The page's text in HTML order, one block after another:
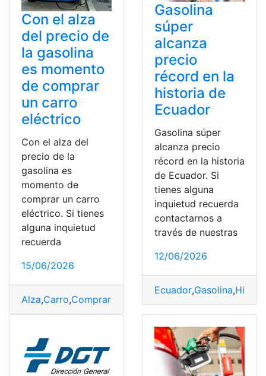
Con el alza
del precio de
la gasolina
es momento
de comprar
un carro
eléctrico
Con el alza del
precio de la
gasolina es
momento de
comprar un carro
eléctrico. Si tienes
alguna inquietud
recuerda
15/06/2026
Alza,Carro,Comprar Gasolina momento
Gasolina
súper
alcanza
precio
récord en la
historia de
Ecuador
Gasolina súper
alcanza precio
récord en la historia
de Ecuador. Si
tienes alguna
inquietud recuerda
contactarnos a
través de nuestras
12/06/2026
Ecuador,Gasolina,